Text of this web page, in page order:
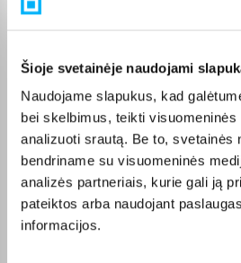
Šioje svetainėje naudojami
Naudojame slapukus, kad
bei skelbimus, teikti
analizuoti srautą. Be to, svetainės
bendriname su visuomeninės
analizės partneriais, kurie gali ją
pateiktos arba naudojant
informacijos.
Atsižvelkite į jums svarbiausius
informaciją ir prekės aprašymą, kad
ir apgalvotą sprendimą.
Palyginkite Canyon prekes
variantą internetu.